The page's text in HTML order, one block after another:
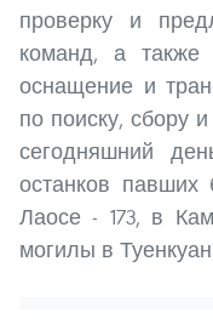
проверку и
команд, а также
оснащение и
по поиску, сбору
сегодняшний
останков
Лаосе - 173, в
могилы в